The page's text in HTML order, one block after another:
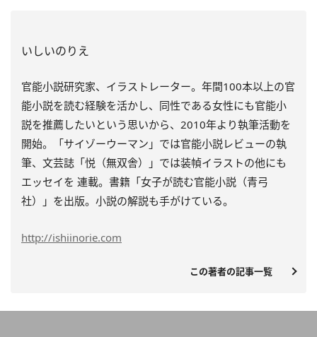
いしいのりえ
官能小説研究家、イラストレーター。年間100本以上の官
能小説を読む経験を活かし、同性である女性にも官能小
説を推薦したいという思いから、 2010年より執筆活動を
開始。「サイゾーウーマン」では官能小説レビューの執
筆、文芸誌「悦（無双舎）」では装幀イラストの他にも
エッセイを 連載。書籍「女子が読む官能小説（青弓
社）」を出版。小説の解説も手がけている。
http://ishiinorie.com
この著者の記事一覧